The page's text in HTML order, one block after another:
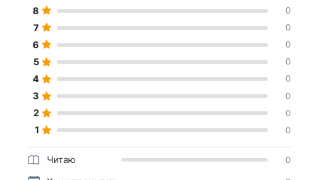
8 0
7 0
6 0
5 0
4 0
3 0
2 0
1 0
Читаю 0